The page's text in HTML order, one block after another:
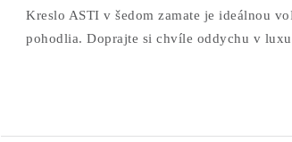
Kreslo ASTI v šedom zamate je ideálnou
pohodlia. Doprajte si chvíle oddychu v